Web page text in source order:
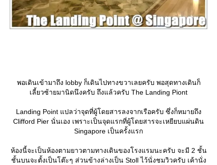
พอเดินเข้ามาถึง lobby ก็เดินไปทางขวาเลยครับ พอสุดทางเดินก็
เลี้ยวซ้ายมานิดนึงครับ ถึงแล้วครับ The Landing Piont
Landing Point แปลว่าจุดที่ผู้โดยสารลงจากเรือครับ ซึ่งก็หมายถึง
Clifford Pier นั่นเอง เพราะเป็นจุดแรกที่ผู้โดยสารจะเหยียบแผ่นดิน
Singapore เป็นครั้งแรก
ห้องนี้จะเป็นห้องตามยาวตามทางเดินของโรงแรมนะครับ จะมี 2 ชั้น
ชั้นบนจะตั้งเป็นโต๊ะๆ ส่วนข้างล่างเป็น Stoll ไว้นั่งชมวิวครับ เค้านั่ง